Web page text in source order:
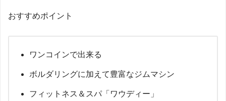
おすすめポイント
ワンコインで出来る
ボルダリングに加えて豊富なジムマシン
フィットネス＆スパ「ワウディー」